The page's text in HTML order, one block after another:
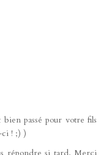
bien passé pour votre fils
ci ! ;) )